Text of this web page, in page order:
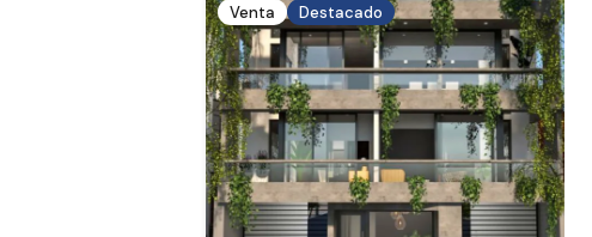
Venta Destacado